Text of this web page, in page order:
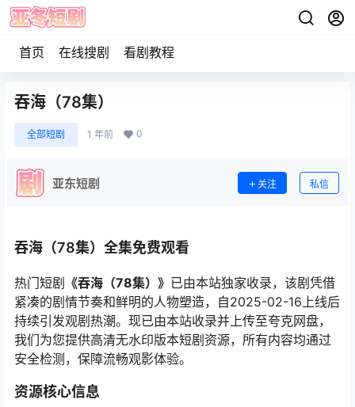
首页 在线搜剧 看剧教程
吞海（78集）
全部短剧 1 年前 0
亚东短剧 关注 私信
吞海（78集）全集免费观看
热门短剧 《吞海（78集）》 已由本站独家收录，该剧凭借
紧凑的剧情节奏和鲜明的人物塑造，自2025-02-16上线后
持续引发观剧热潮。现已由本站收录并上传至夸克网盘，
我们为您提供高清无水印版本短剧资源，所有内容均通过
安全检测，保障流畅观影体验。
资源核心信息